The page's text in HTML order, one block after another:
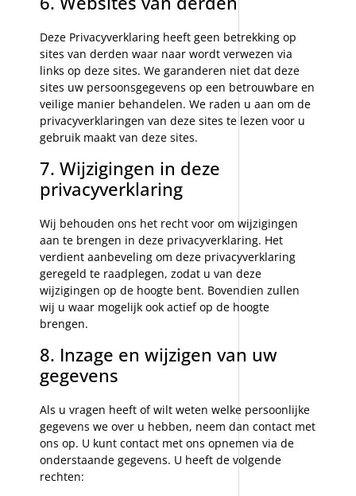
Deze Privacyverklaring heeft geen betrekking op
sites van derden waar naar wordt verwezen via
links op deze sites. We garanderen niet dat deze
sites uw persoonsgegevens op een betrouwbare en
veilige manier behandelen. We raden u aan om de
privacyverklaringen van deze sites te lezen voor u
gebruik maakt van deze sites.
7. Wijzigingen in deze
privacyverklaring
Wij behouden ons het recht voor om wijzigingen
aan te brengen in deze privacyverklaring. Het
verdient aanbeveling om deze privacyverklaring
geregeld te raadplegen, zodat u van deze
wijzigingen op de hoogte bent. Bovendien zullen
wij u waar mogelijk ook actief op de hoogte
brengen.
8. Inzage en wijzigen van uw
gegevens
Als u vragen heeft of wilt weten welke persoonlijke
gegevens we over u hebben, neem dan contact met
ons op. U kunt contact met ons opnemen via de
onderstaande gegevens. U heeft de volgende
rechten: